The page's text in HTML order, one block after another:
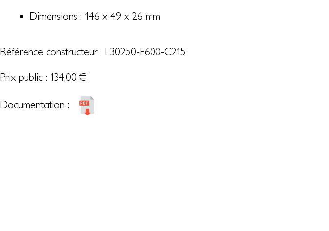
Dimensions : 146 x 49 x 26 mm
Référence constructeur : L30250-F600-C215
Prix public : 134,00 €
Documentation :